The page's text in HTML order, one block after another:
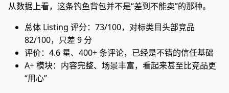
从数据上看，这条钓鱼背包并不是“差到不能卖”的那种。
总体 Listing 评分：73/100，对标类目头部竞品
82/100，只差 9 分
评价：4.6 星、400+ 条评论，已经是不错的信任基础
A+ 模块：内容完整、场景丰富，看起来甚至比竞品更
“用心”